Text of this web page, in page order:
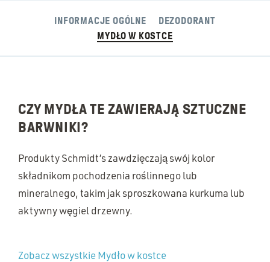
INFORMACJE OGÓLNE
DEZODORANT
MYDŁO W KOSTCE
CZY MYDŁA TE ZAWIERAJĄ SZTUCZNE
BARWNIKI?
Produkty Schmidt’s zawdzięczają swój kolor
składnikom pochodzenia roślinnego lub
mineralnego, takim jak sproszkowana kurkuma lub
aktywny węgiel drzewny.
Zobacz wszystkie Mydło w kostce